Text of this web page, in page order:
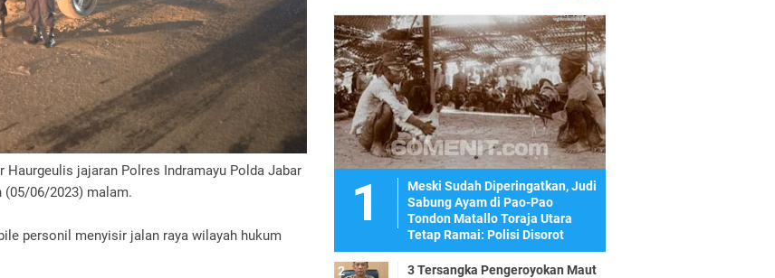
Haurgeulis jajaran Polres Indramayu Polda Jabar
(05/06/2023) malam.
personil menyisir jalan raya wilayah hukum
Meski Sudah Diperingatkan, Judi
Sabung Ayam di Pao-Pao
Tondon Matallo Toraja Utara
Tetap Ramai: Polisi Disorot
3 Tersangka Pengeroyokan Maut